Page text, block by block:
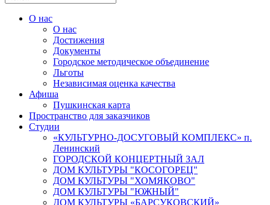
О нас
О нас
Достижения
Документы
Городское методическое объединение
Льготы
Независимая оценка качества
Афиша
Пушкинская карта
Пространство для заказчиков
Студии
«КУЛЬТУРНО-ДОСУГОВЫЙ КОМПЛЕКС» п.
Ленинский
ГОРОДСКОЙ КОНЦЕРТНЫЙ ЗАЛ
ДОМ КУЛЬТУРЫ "КОСОГОРЕЦ"
ДОМ КУЛЬТУРЫ "ХОМЯКОВО"
ДОМ КУЛЬТУРЫ "ЮЖНЫЙ"
ДОМ КУЛЬТУРЫ «БАРСУКОВСКИЙ»